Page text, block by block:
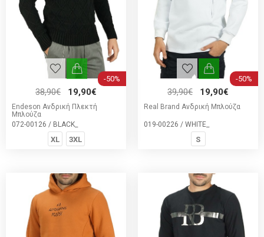
-50%
38,90€ 19,90€
Endeson Ανδρική Πλεκτή
Μπλούζα
072-00126 / BLACK_
XL 3XL
-50%
39,90€ 19,90€
Real Brand Ανδρική Μπλούζα
019-00226 / WHITE_
S